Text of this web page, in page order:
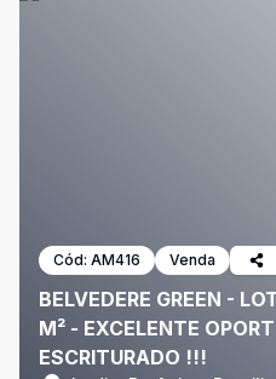
Cód: AM416 Venda
BELVEDERE GREEN -
M² - EXCELENTE
ESCRITURADO !!!